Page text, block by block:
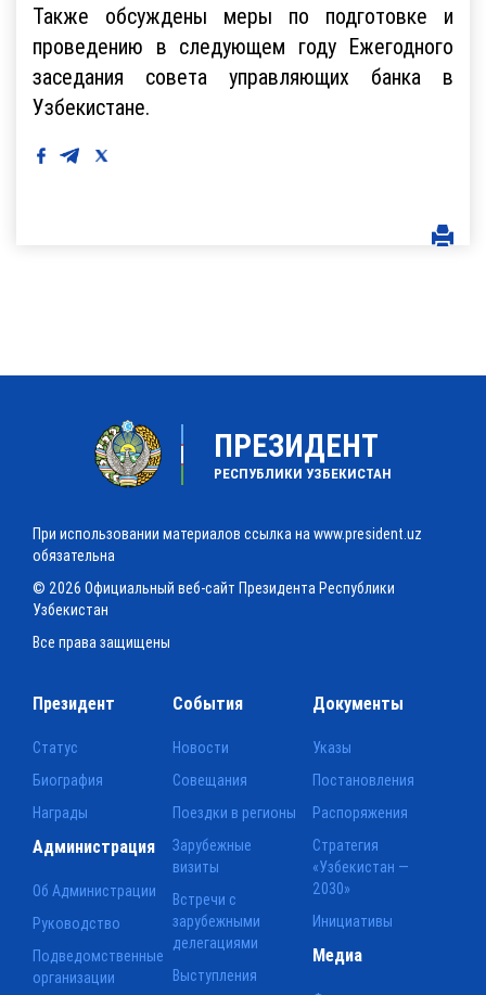
Также обсуждены меры по подготовке и
проведению в следующем году Ежегодного
заседания совета управляющих банка в
Узбекистане.
ПРЕЗИДЕНТ
РЕСПУБЛИКИ УЗБЕКИСТАН
При использовании материалов ссылка на www.president.uz
обязательна
© 2026 Официальный веб-сайт Президента Республики
Узбекистан
Все права защищены
Президент
Статус
Биография
Награды
События
Новости
Совещания
Поездки в регионы
Зарубежные
визиты
Встречи с
зарубежными
делегациями
Выступления
Документы
Указы
Постановления
Распоряжения
Стратегия
«Узбекистан —
2030»
Инициативы
Администрация
Об Администрации
Руководство
Подведомственные
организации
Медиа